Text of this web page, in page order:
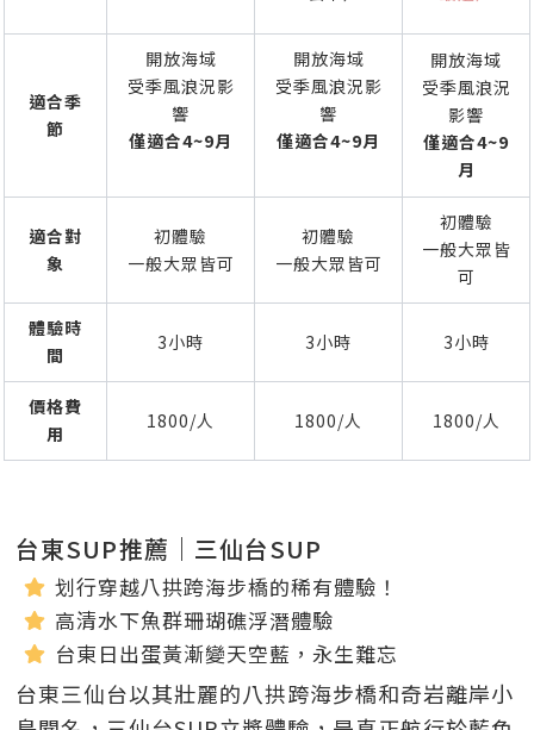
適合季
節
開放海域
受季風浪況影
響
僅適合4~9月
開放海域
受季風浪況影
響
僅適合4~9月
開放海域
受季風浪況
影響
僅適合4~9
月
適合對
象
初體驗
一般大眾皆可
初體驗
一般大眾皆可
初體驗
一般大眾皆
可
體驗時
間
3小時 3小時 3小時
價格費
用
1800/人 1800/人 1800/人
台東SUP推薦｜三仙台SUP
划行穿越八拱跨海步橋的稀有體驗！
高清水下魚群珊瑚礁浮潛體驗
台東日出蛋黃漸變天空藍，永生難忘
台東三仙台以其壯麗的八拱跨海步橋和奇岩離岸小